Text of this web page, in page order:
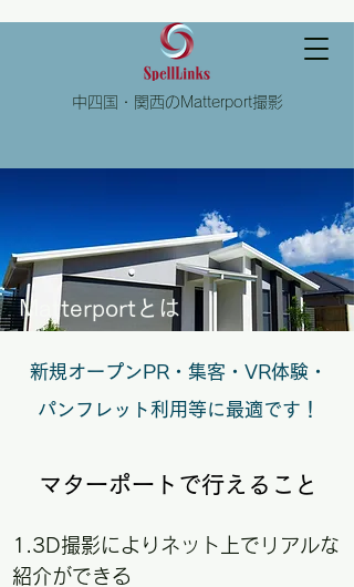
中四国・関西のMatterport撮影
Matterportとは
新規オープンPR・集客・VR体験・
パンフレット利用等に最適です！
マターポートで行えること
1.3D撮影によりネット上でリアルな
紹介ができる